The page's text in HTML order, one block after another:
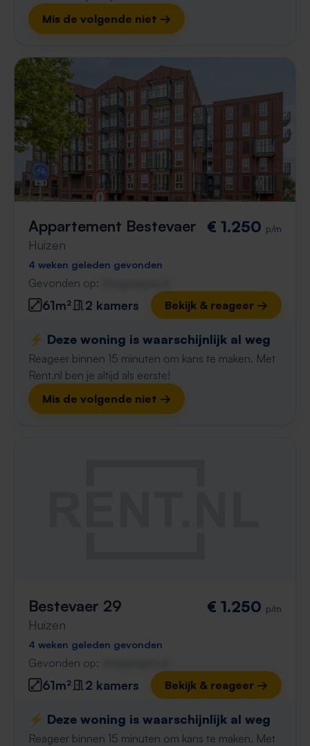
Mis de volgende niet →
Appartement Bestevaer
Huizen
€ 1.250 p/m
4 weken geleden gevonden
Gevonden op:
61m² 2 kamers Bekijk & reageer →
⚡️ Deze woning is waarschijnlijk al weg
Reageer binnen 15 minuten om kans te maken. Met
Rent.nl ben je altijd als eerste!
Mis de volgende niet →
Bestevaer 29
Huizen
€ 1.250 p/m
4 weken geleden gevonden
Gevonden op:
61m² 2 kamers Bekijk & reageer →
⚡️ Deze woning is waarschijnlijk al weg
Reageer binnen 15 minuten om kans te maken. Met